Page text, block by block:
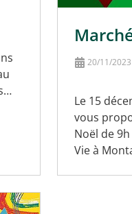
20/11/2023
Le 15
vous
Noël de
Vie à